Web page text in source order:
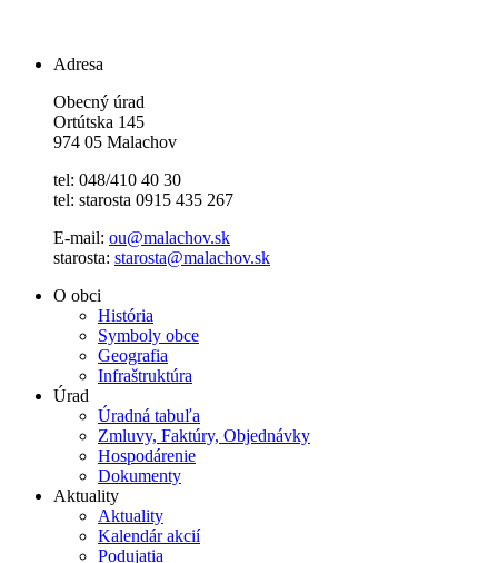
Adresa
Obecný úrad
Ortútska 145
974 05 Malachov
tel: 048/410 40 30
tel: starosta 0915 435 267
E-mail: ou@malachov.sk
starosta: starosta@malachov.sk
O obci
História
Symboly obce
Geografia
Infraštruktúra
Úrad
Úradná tabuľa
Zmluvy, Faktúry, Objednávky
Hospodárenie
Dokumenty
Aktuality
Aktuality
Kalendár akcií
Podujatia